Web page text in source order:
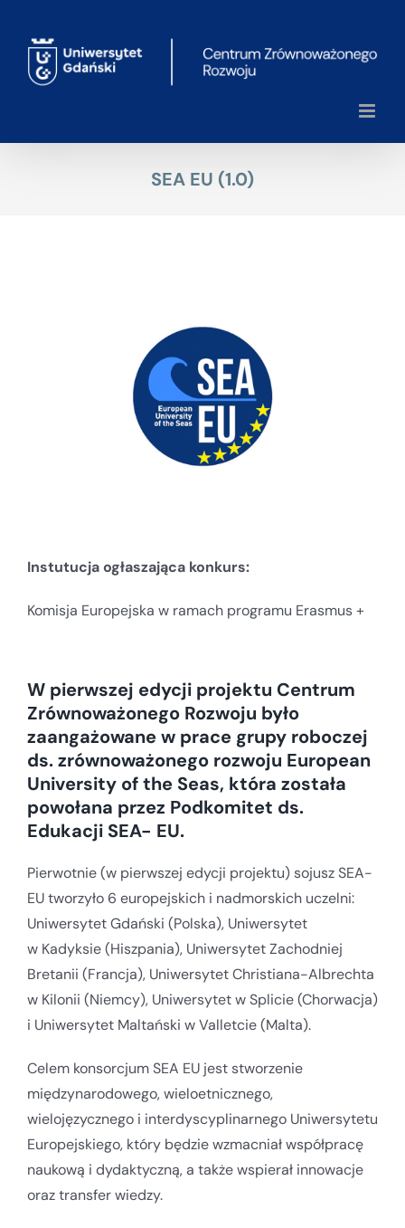
zawartości
SEA EU (1.0)
Instutucja ogłaszająca konkurs:
Komisja Europejska w ramach programu Erasmus +
W pierwszej edycji projektu Centrum
Zrównoważonego Rozwoju było
zaangażowane w prace grupy roboczej
ds. zrównoważonego rozwoju European
University of the Seas, która została
powołana przez Podkomitet ds.
Edukacji SEA- EU.
Pierwotnie (w pierwszej edycji projektu) sojusz SEA-
EU tworzyło 6 europejskich i nadmorskich uczelni:
Uniwersytet Gdański (Polska), Uniwersytet
w Kadyksie (Hiszpania), Uniwersytet Zachodniej
Bretanii (Francja), Uniwersytet Christiana-Albrechta
w Kilonii (Niemcy), Uniwersytet w Splicie (Chorwacja)
i Uniwersytet Maltański w Valletcie (Malta).
Celem konsorcjum SEA EU jest stworzenie
międzynarodowego, wieloetnicznego,
wielojęzycznego i interdyscyplinarnego Uniwersytetu
Europejskiego, który będzie wzmacniał współpracę
naukową i dydaktyczną, a także wspierał innowacje
oraz transfer wiedzy.